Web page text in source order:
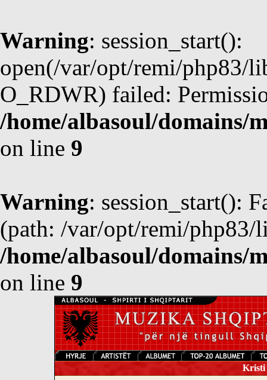
Warning: session_start():
open(/var/opt/remi/php83/
O_RDWR) failed:
/home/albasoul/domains/
on line 9
Warning: session_start():
(path: /var/opt/remi/php83/
/home/albasoul/domains/
on line 9
Kristi